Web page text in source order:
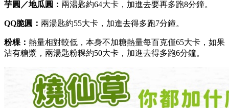
芋圓／地瓜圓： 兩湯匙約64大卡，加進去要再多跑8分鐘。
QQ脆圓： 兩湯匙約55大卡，加進去得多跑7分鐘。
粉粿： 熱量相對較低，本身不加糖熱量每百克僅65大卡，如果
沾有糖漿，兩湯匙粉粿約50大卡，加進去得多跑6分鐘。